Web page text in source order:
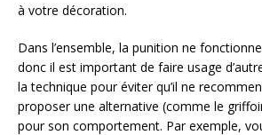
à votre décoration.
Dans l’ensemble, la punition ne
donc il est important de faire usage
la technique pour éviter qu’il ne
proposer une alternative (comme le
pour son comportement. Par exemple,